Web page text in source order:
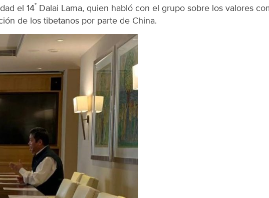
el 14° Dalai Lama, quien habló con el grupo sobre los valores
de los tibetanos por parte de China.